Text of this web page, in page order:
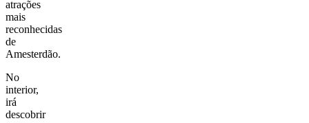
atrações
mais
reconhecidas
de
Amesterdão.
No
interior,
irá
descobrir